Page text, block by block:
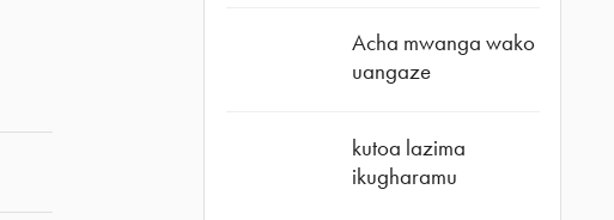
Acha mwanga wako
uangaze
kutoa lazima
ikugharamu